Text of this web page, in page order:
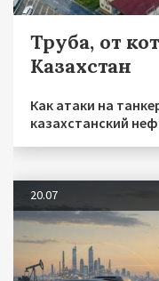
Труба, от
Казахстан
Как атаки на
казахстанский
20.07